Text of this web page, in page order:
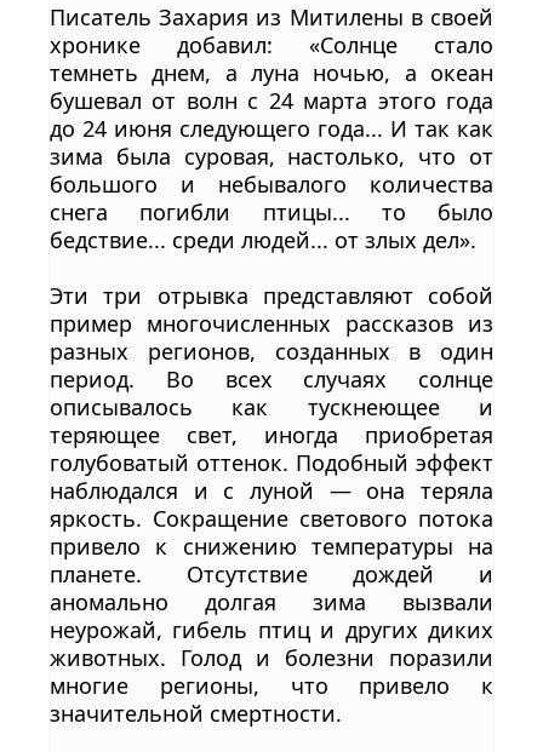
Писатель Захария из Митилены в своей
хронике добавил: «Солнце стало
темнеть днем, а луна ночью, а океан
бушевал от волн с 24 марта этого года
до 24 июня следующего года... И так как
зима была суровая, настолько, что от
большого и небывалого количества
снега погибли птицы... то было
бедствие... среди людей... от злых дел».
Эти три отрывка представляют собой
пример многочисленных рассказов из
разных регионов, созданных в один
период. Во всех случаях солнце
описывалось как тускнеющее и
теряющее свет, иногда приобретая
голубоватый оттенок. Подобный эффект
наблюдался и с луной — она теряла
яркость. Сокращение светового потока
привело к снижению температуры на
планете. Отсутствие дождей и
аномально долгая зима вызвали
неурожай, гибель птиц и других диких
животных. Голод и болезни поразили
многие регионы, что привело к
значительной смертности.